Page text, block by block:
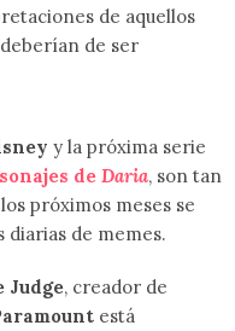
de aquellos
de ser
y la próxima serie
de Daria, son tan
próximos meses se
diarias de memes.
Judge, creador de
está